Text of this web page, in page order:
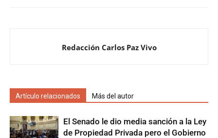
Redacción Carlos Paz Vivo
Artículo relacionados Más del autor
El Senado le dio media sanción a la Ley
de Propiedad Privada pero el Gobierno